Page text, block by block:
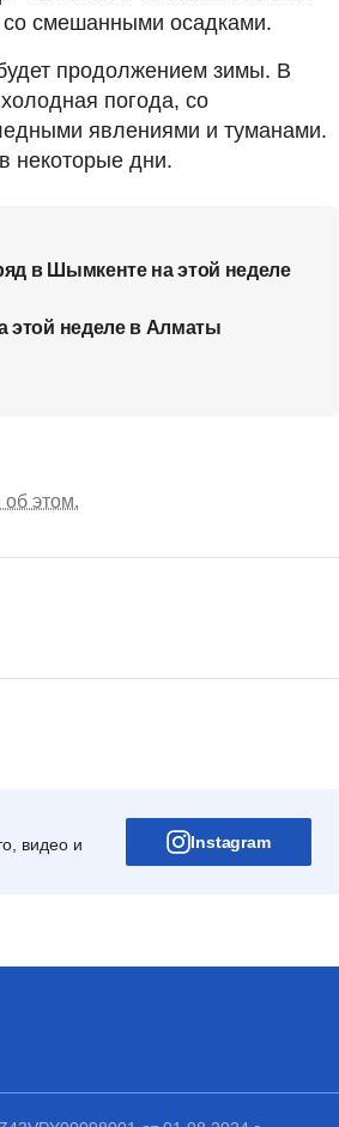
со смешанными осадками.
продолжением зимы. В
погода, со
явлениями и туманами.
некоторые дни.
в Шымкенте на этой неделе
этой неделе в Алматы
этом.
видео и
Instagram